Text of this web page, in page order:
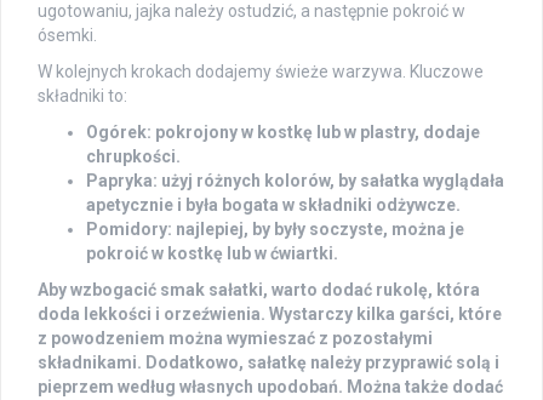
ugotowaniu, jajka należy ostudzić, a następnie pokroić w
ósemki.
W kolejnych krokach dodajemy świeże warzywa. Kluczowe
składniki to:
Ogórek: pokrojony w kostkę lub w plastry, dodaje
chrupkości.
Papryka: użyj różnych kolorów, by sałatka wyglądała
apetycznie i była bogata w składniki odżywcze.
Pomidory: najlepiej, by były soczyste, można je
pokroić w kostkę lub w ćwiartki.
Aby wzbogacić smak sałatki, warto dodać rukolę, która
doda lekkości i orzeźwienia. Wystarczy kilka garści, które
z powodzeniem można wymieszać z pozostałymi
składnikami. Dodatkowo, sałatkę należy przyprawić solą i
pieprzem według własnych upodobań. Można także dodać